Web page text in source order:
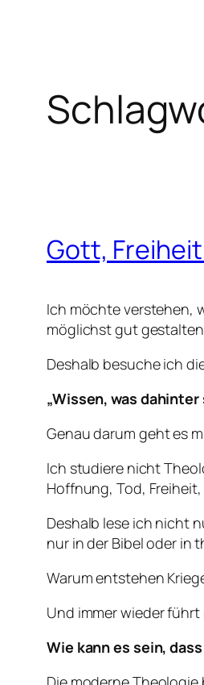
Gott,
Ich möchte verstehen,
möglichst gut
Deshalb besuche ich
„Wissen, was
Genau darum geht es
Ich studiere nicht
Hoffnung, Tod,
Deshalb lese ich nicht
nur in der Bibel oder in
Warum entstehen
Und immer wieder
Wie kann es sein,